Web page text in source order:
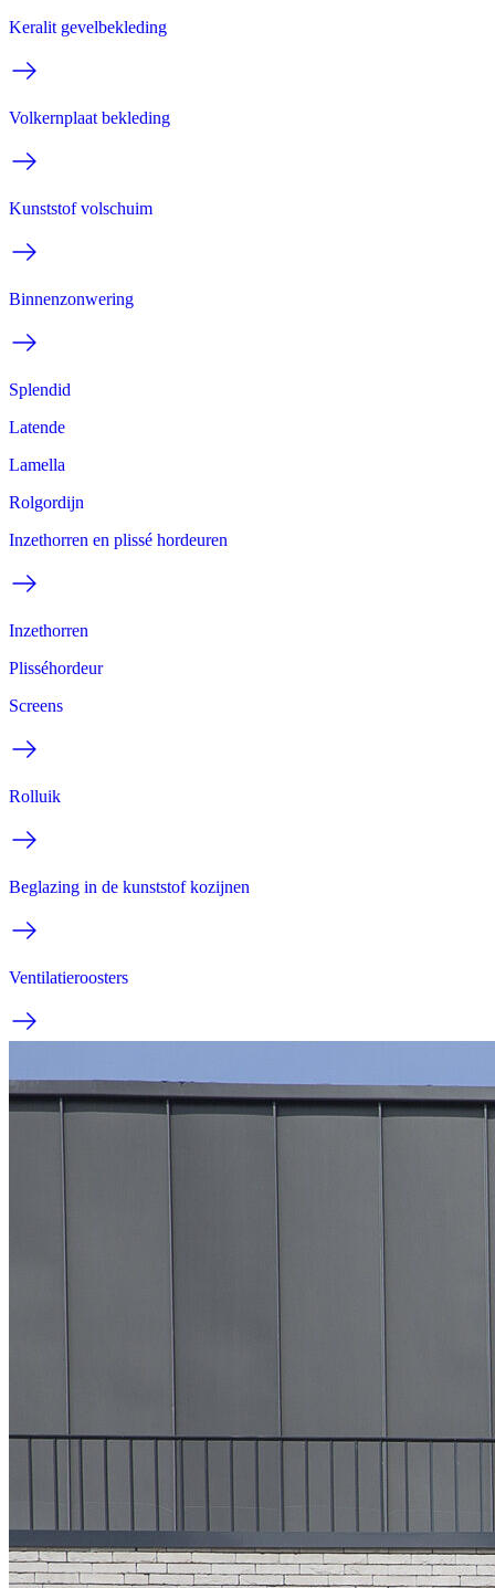
Keralit gevelbekleding
Volkernplaat bekleding
Kunststof volschuim
Binnenzonwering
Splendid
Latende
Lamella
Rolgordijn
Inzethorren en plissé hordeuren
Inzethorren
Plisséhordeur
Screens
Rolluik
Beglazing in de kunststof kozijnen
Ventilatieroosters